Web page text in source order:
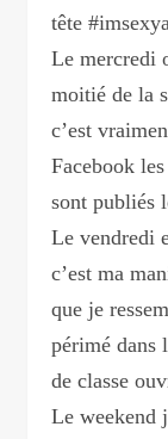
tête
Le mercredi
moitié de la
c’est
Facebook
sont publiés
Le vendredi
c’est ma
que je
périmé dans
de classe
Le weekend